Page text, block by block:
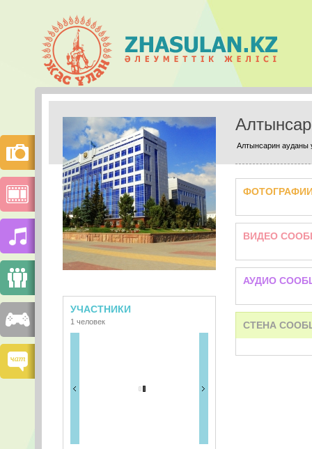
Алтынсарин ауданы
УЧАСТНИКИ
1 человек
ВИДЕО
АУДИО
СТЕНА